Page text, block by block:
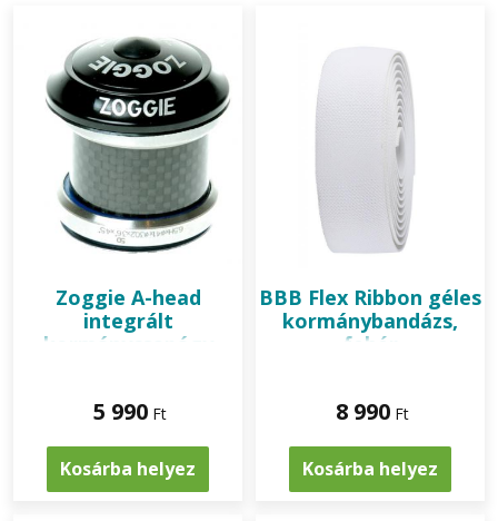
Zoggie A-head
integrált
kormánycsapágy
5 990 Ft
Kosárba helyez
BBB Flex Ribbon géles
kormánybandázs,
fehér
8 990 Ft
Kosárba helyez